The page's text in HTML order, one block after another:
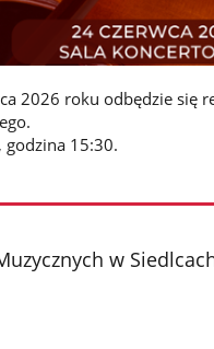
2026 roku odbędzie się
godzina 15:30.
w